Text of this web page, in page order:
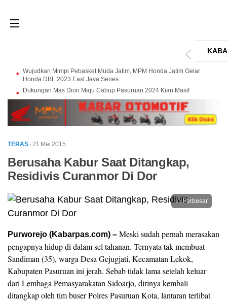
Wujudkan Mimpi Pebasket Muda Jatim, MPM Honda Jatim Gelar
Honda DBL 2023 East Java Series
Dukungan Mas Dion Maju Cabup Pasuruan 2024 Kian Masif
TERAS · 21 Mei 2015
Berusaha Kabur Saat Ditangkap,
Residivis Curanmor Di Dor
Perbesar
Purworejo (Kabarpas.com) – Meski sudah pernah merasakan
pengapnya hidup di dalam sel tahanan. Ternyata tak membuat
Sandiman (35), warga Desa Gejugjati, Kecamatan Lekok,
Kabupaten Pasuruan ini jerah. Sebab tidak lama setelah keluar
dari Lembaga Pemasyarakatan Sidoarjo, dirinya kembali
ditangkap oleh tim buser Polres Pasuruan Kota, lantaran terlibat